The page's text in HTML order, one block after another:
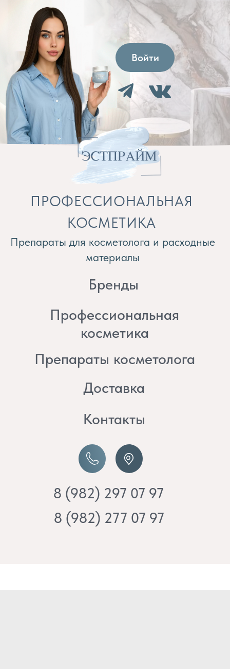
Препараты для косметолога и расходные
материалы
8 (982) 297 07 97
ПРОФЕССИОНАЛЬНАЯ
КОСМЕТИКА
Бренды
Профессиональная
Препараты косметолога
Доставка
8 (982) 277 07 97